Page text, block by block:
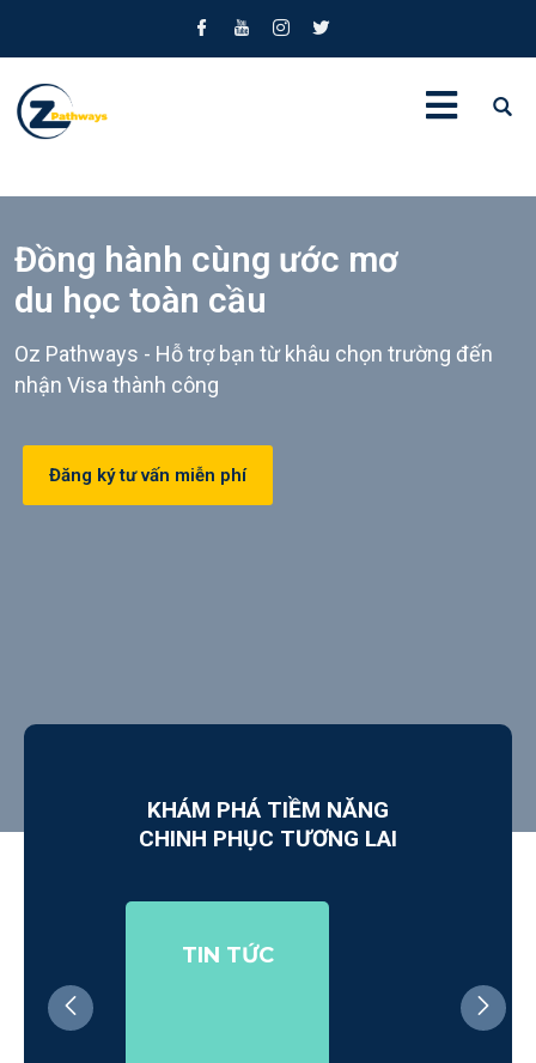
Đồng hành cùng ước mơ
du học toàn cầu
Oz Pathways - Hỗ trợ bạn từ khâu chọn trường đến
nhận Visa thành công
Đăng ký tư vấn miễn phí
KHÁM PHÁ TIỀM NĂNG
CHINH PHỤC TƯƠNG LAI
TIN TỨC